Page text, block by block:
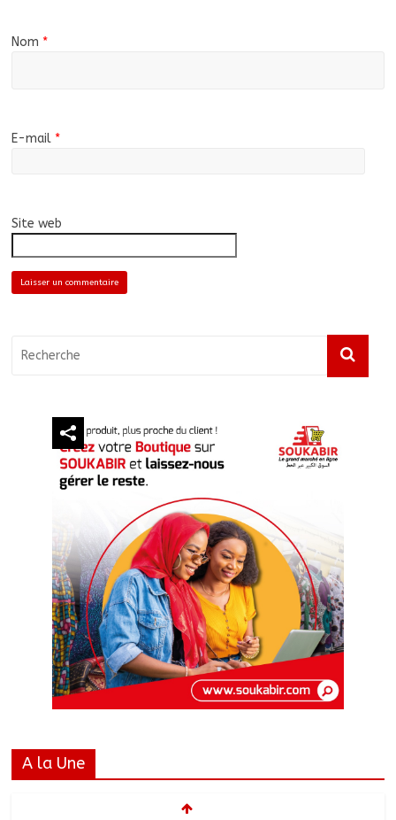
Nom *
E-mail *
Site web
A la Une
Barh-Koh : Le MPS installe ses